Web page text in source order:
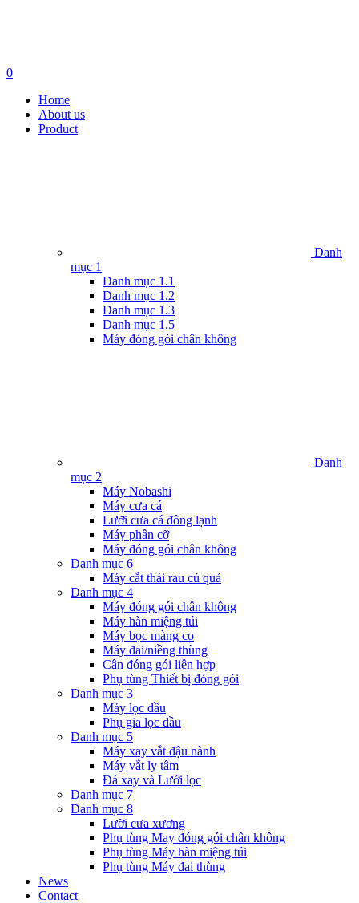
0
Home
About us
Product
Danh
mục 1
Danh mục 1.1
Danh mục 1.2
Danh mục 1.3
Danh mục 1.5
Máy đóng gói chân không
Danh
mục 2
Máy Nobashi
Máy cưa cá
Lưỡi cưa cá đông lạnh
Máy phân cỡ
Máy đóng gói chân không
Danh mục 6
Máy cắt thái rau củ quả
Danh mục 4
Máy đóng gói chân không
Máy hàn miệng túi
Máy bọc màng co
Máy đai/niềng thùng
Cân đóng gói liên hợp
Phụ tùng Thiết bị đóng gói
Danh mục 3
Máy lọc dầu
Phụ gia lọc dầu
Danh mục 5
Máy xay vắt đậu nành
Máy vắt ly tâm
Đá xay và Lưới lọc
Danh mục 7
Danh mục 8
Lưỡi cưa xương
Phụ tùng May đóng gói chân không
Phụ tùng Máy hàn miệng túi
Phụ tùng Máy đai thùng
News
Contact